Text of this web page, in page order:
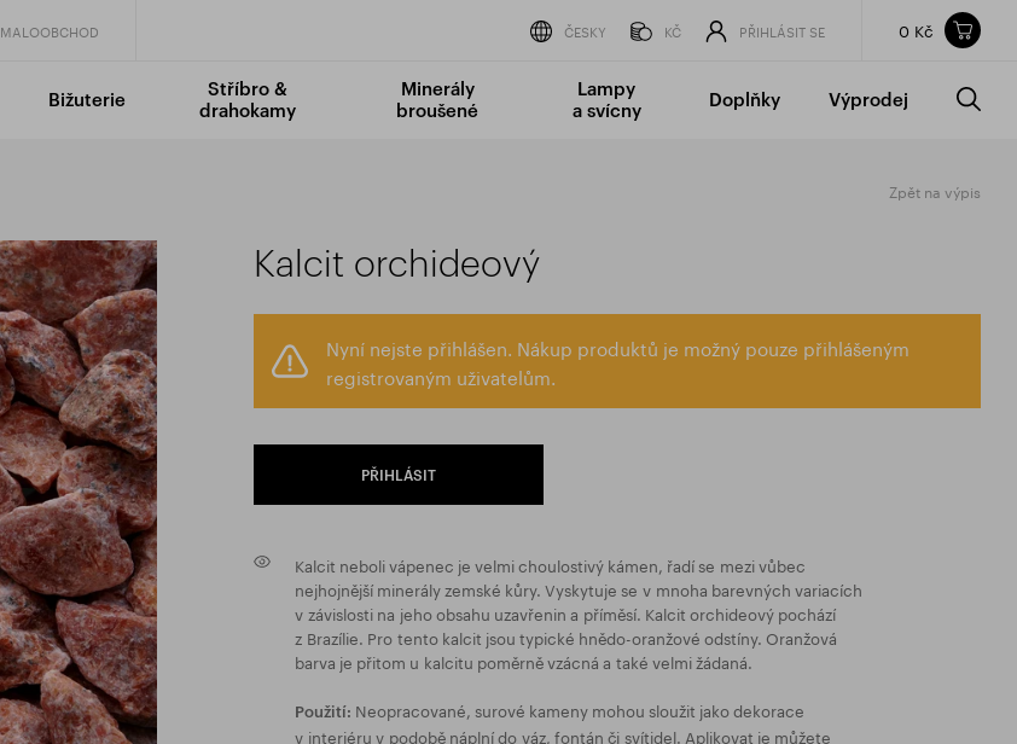
Obsah nákupního košíku
CELKOVÁ CENA
0 Kč
vč DPH
0 Kč
MALOOBCHOD ČESKY KČ PŘIHLÁSIT SE 0 Kč
Bižuterie
Stříbro &
drahokamy
Minerály
broušené
Lampy
a svícny
Doplňky Výprodej
Zpět na výpis
Kalcit orchideový
Nyní nejste přihlášen. Nákup produktů je možný pouze přihlášeným
registrovaným uživatelům.
PŘIHLÁSIT
Kalcit neboli vápenec je velmi choulostivý kámen, řadí se mezi vůbec
nejhojnější minerály zemské kůry. Vyskytuje se v mnoha barevných variacích
v závislosti na jeho obsahu uzavřenin a příměsí. Kalcit orchideový pochází
z Brazílie. Pro tento kalcit jsou typické hnědo-oranžové odstíny. Oranžová
barva je přitom u kalcitu poměrně vzácná a také velmi žádaná.
Použití: Neopracované, surové kameny mohou sloužit jako dekorace
v interiéru v podobě náplní do váz, fontán či svítidel. Aplikovat je můžete